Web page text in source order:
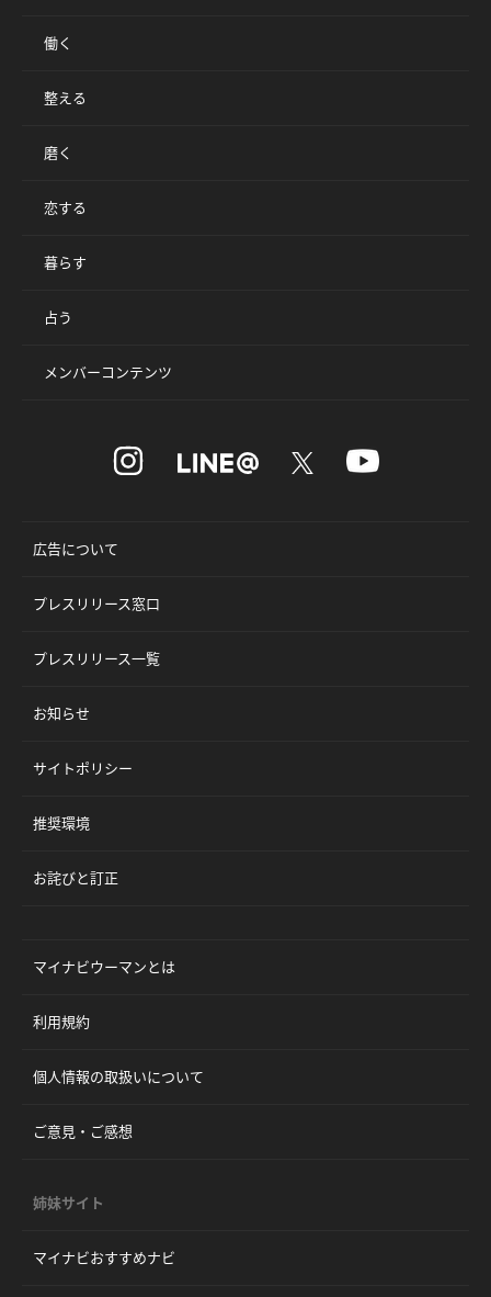
働く
整える
磨く
恋する
暮らす
占う
メンバーコンテンツ
広告について
プレスリリース窓口
プレスリリース一覧
お知らせ
サイトポリシー
推奨環境
お詫びと訂正
マイナビウーマンとは
利用規約
個人情報の取扱いについて
ご意見・ご感想
姉妹サイト
マイナビおすすめナビ